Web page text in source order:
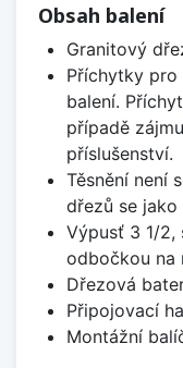
Obsah balení
Granitový
Příchytky pro
balení.
případě
příslušenství.
Těsnění není
dřezů se
Výpusť 3 1/2,
odbočkou na
Dřezová
Připojovací
Montážní